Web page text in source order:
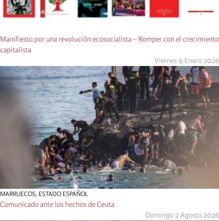
Manifiesto por una revolución ecosocialista – Romper con el crecimiento
capitalista
Viernes 9 Enero 2026
MARRUECOS, ESTADO ESPAÑOL
Comunicado ante los hechos de Ceuta
Domingo 2 Agosto 2026